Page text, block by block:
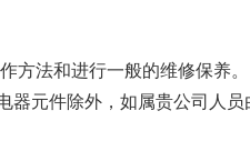
方法和进行一般的维修保养。
元件除外，如属贵公司人